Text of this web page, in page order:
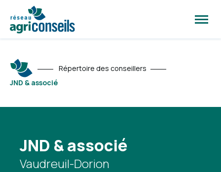
la
Répertoire des conseillers
JND & associé
JND & associé
Vaudreuil-Dorion